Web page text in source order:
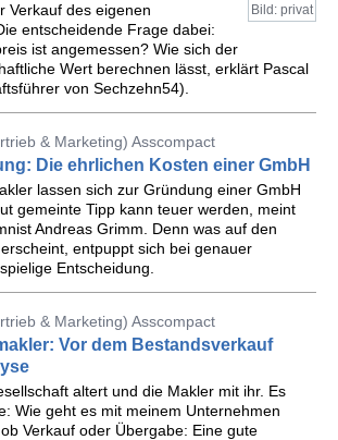
Bild: privat
Verkauf des eigenen
entscheidende Frage dabei:
ist angemessen? Wie sich der
Wert berechnen lässt, erklärt Pascal
von Sechzehn54).
& Marketing) Asscompact
Die ehrlichen Kosten einer GmbH
lassen sich zur Gründung einer GmbH
gemeinte Tipp kann teuer werden, meint
Andreas Grimm. Denn was auf den
entpuppt sich bei genauer
Entscheidung.
& Marketing) Asscompact
Vor dem Bestandsverkauf
altert und die Makler mit ihr. Es
Wie geht es mit meinem Unternehmen
Verkauf oder Übergabe: Eine gute